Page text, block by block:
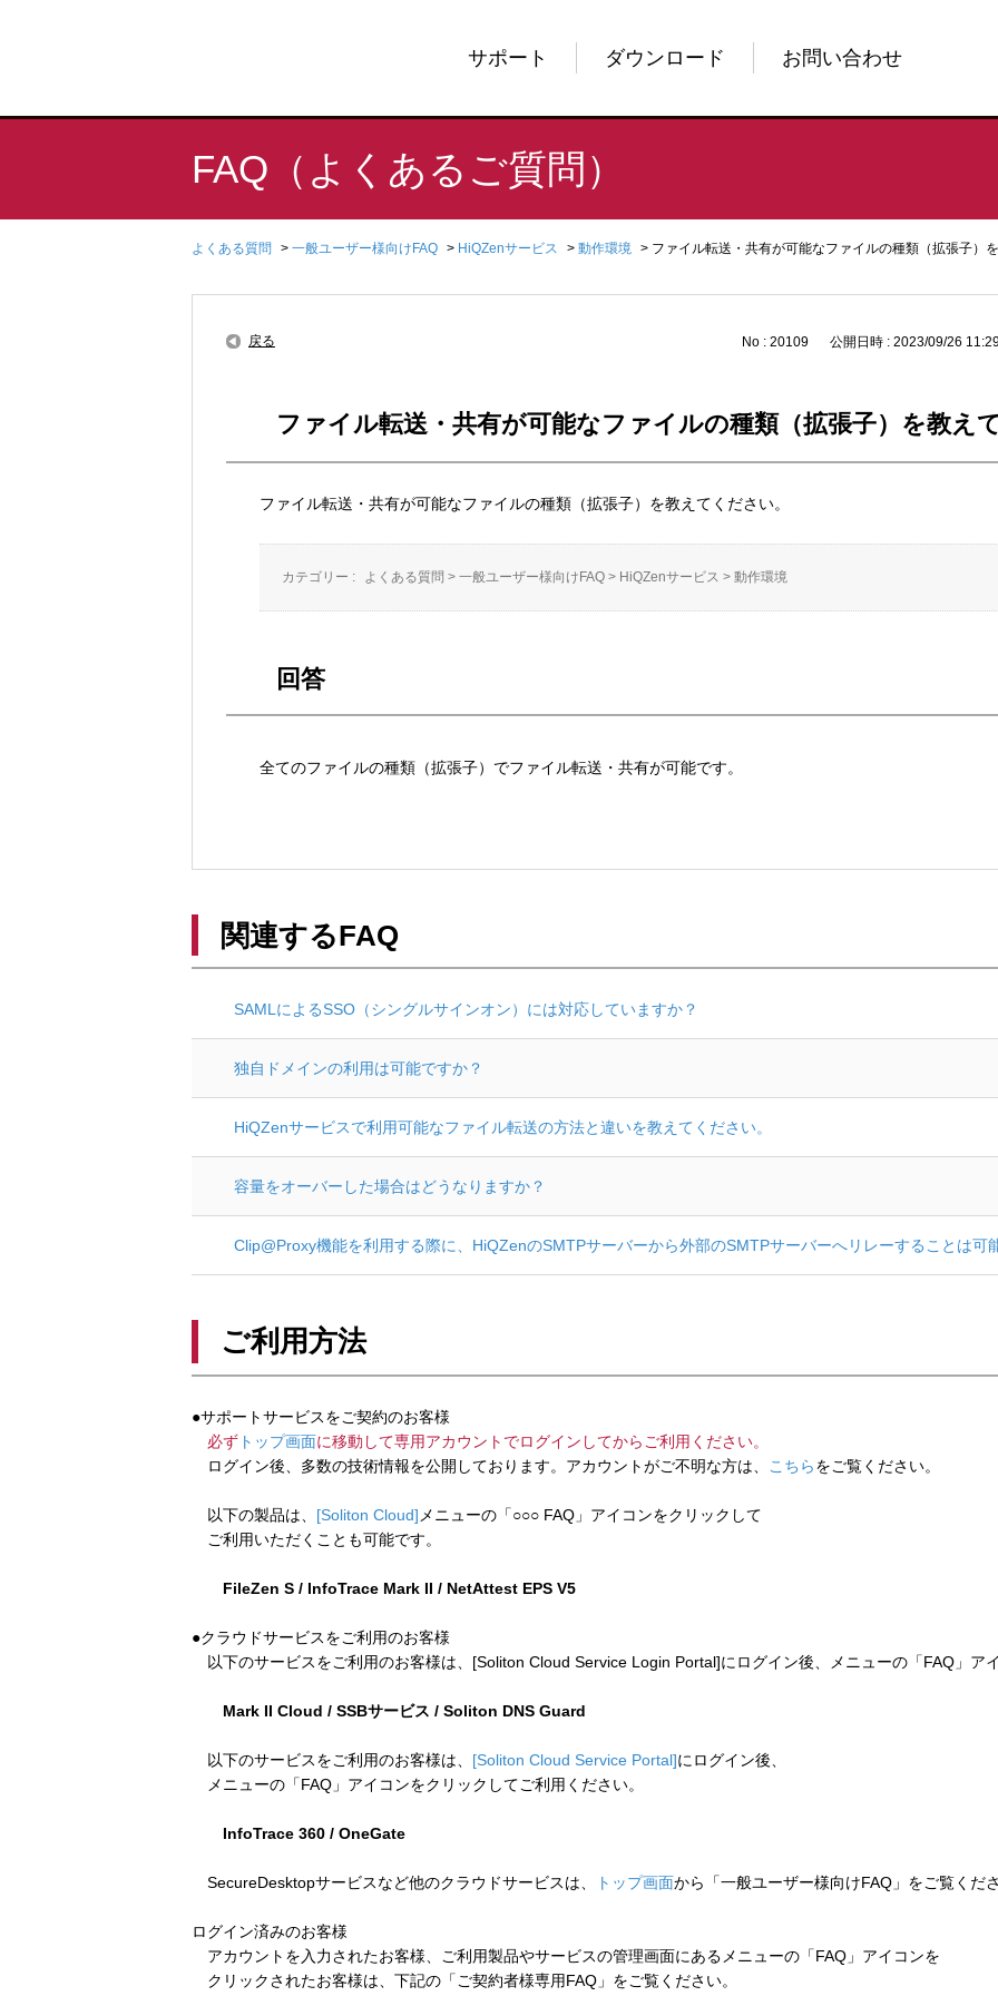
サポート ダウンロード お問い合わせ
FAQ（よくあるご質問）
よくある質問 > 一般ユーザー様向けFAQ > HiQZenサービス > 動作環境 > ファイル転送・共有が可能なファイルの種類（拡張子）
戻る No : 20109 公開日時 : 2023/09/26
ファイル転送・共有が可能なファイルの種類（拡張子）を教え
ファイル転送・共有が可能なファイルの種類（拡張子）を教えてください。
カテゴリー : よくある質問 > 一般ユーザー様向けFAQ > HiQZenサービス > 動作環境
回答
全てのファイルの種類（拡張子）でファイル転送・共有が可能です。
関連するFAQ
SAMLによるSSO（シングルサインオン）には対応していますか？
独自ドメインの利用は可能ですか？
HiQZenサービスで利用可能なファイル転送の方法と違いを教えてください。
容量をオーバーした場合はどうなりますか？
Clip@Proxy機能を利用する際に、HiQZenのSMTPサーバーから外部のSMTPサーバーへリレーすることは可
ご利用方法
●サポートサービスをご契約のお客様
必ず トップ画面に移動して専用アカウントでログインしてからご利用ください。
ログイン後、多数の技術情報を公開しております。アカウントがご不明な方は、
こちらをご覧ください。
以下の製品は、 [Soliton Cloud] メニューの「○○○ FAQ」アイコンをクリックして
ご利用いただくことも可能です。
FileZen S / InfoTrace Mark II / NetAttest EPS V5
●クラウドサービスをご利用のお客様
以下のサービスをご利用のお客様は、[Soliton Cloud Service Login Portal]にログイン後、メニューの「FAQ」ア
Mark II Cloud / SSBサービス / Soliton DNS Guard
以下のサービスをご利用のお客様は、 [Soliton Cloud Service Portal]にログイン後、
メニューの「FAQ」アイコンをクリックしてご利用ください。
InfoTrace 360 / OneGate
SecureDesktopサービスなど他のクラウドサービスは、 トップ画面から「一般ユーザー様向けFAQ」をご覧くださ
ログイン済みのお客様
アカウントを入力されたお客様、ご利用製品やサービスの管理画面にあるメニューの「FAQ」アイコンを
クリックされたお客様は、下記の「ご契約者様専用FAQ」をご覧ください。